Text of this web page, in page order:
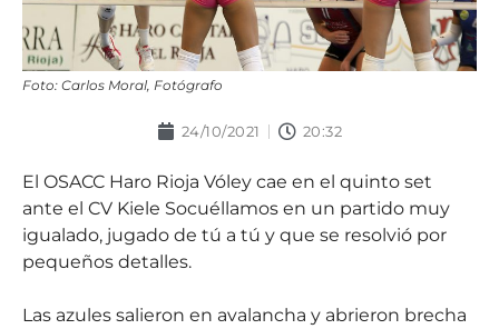
Foto: Carlos Moral, Fotógrafo
24/10/2021 20:32
El OSACC Haro Rioja Vóley cae en el quinto set
ante el CV Kiele Socuéllamos en un partido muy
igualado, jugado de tú a tú y que se resolvió por
pequeños detalles.
Las azules salieron en avalancha y abrieron brecha